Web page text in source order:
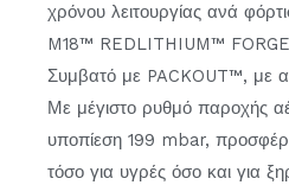
χρόνου λειτουργίας ανά
M18™ REDLITHIUM™
Συμβατό με PACKOUT™, με
Με μέγιστο ρυθμό παροχής
υποπίεση 199 mbar,
τόσο για υγρές όσο και για